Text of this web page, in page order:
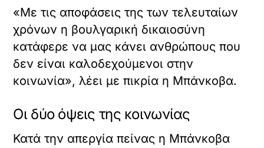
«Με τις αποφάσεις της των τελευταίων
χρόνων η βουλγαρική δικαιοσύνη
κατάφερε να μας κάνει ανθρώπους που
δεν είναι καλοδεχούμενοι στην
κοινωνία», λέει με πικρία η Μπάνκοβα.
Οι δύο όψεις της κοινωνίας
Κατά την απεργία πείνας η Μπάνκοβα